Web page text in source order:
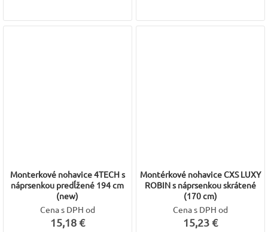
Monterkové nohavice 4TECH s
náprsenkou predĺžené 194 cm
(new)
Cena s DPH od
15,18 €
Montérkové nohavice CXS LUXY
ROBIN s náprsenkou skrátené
(170 cm)
Cena s DPH od
15,23 €